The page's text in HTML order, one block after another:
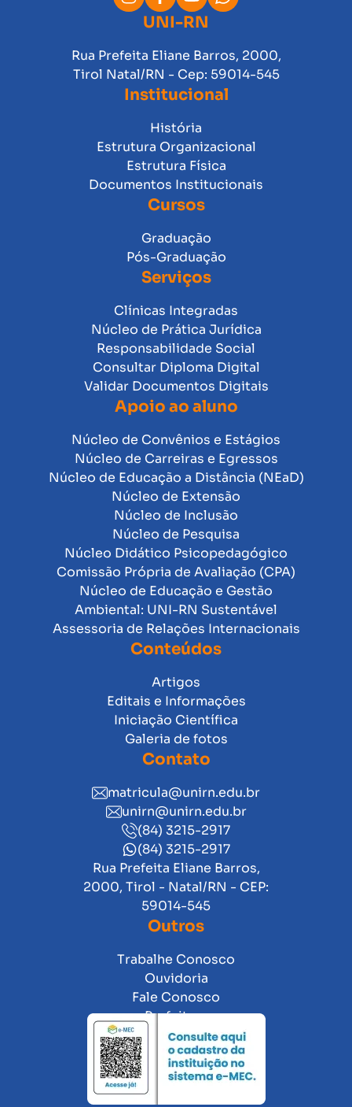
UNI-RN
Rua Prefeita Eliane Barros, 2000,
Tirol Natal/RN - Cep: 59014-545
Institucional
História
Estrutura Organizacional
Estrutura Física
Documentos Institucionais
Cursos
Graduação
Pós-Graduação
Serviços
Clínicas Integradas
Núcleo de Prática Jurídica
Responsabilidade Social
Consultar Diploma Digital
Validar Documentos Digitais
Apoio ao aluno
Núcleo de Convênios e Estágios
Núcleo de Carreiras e Egressos
Núcleo de Educação a Distância (NEaD)
Núcleo de Extensão
Núcleo de Inclusão
Núcleo de Pesquisa
Núcleo Didático Psicopedagógico
Comissão Própria de Avaliação (CPA)
Núcleo de Educação e Gestão
Ambiental: UNI-RN Sustentável
Assessoria de Relações Internacionais
Conteúdos
Artigos
Editais e Informações
Iniciação Científica
Galeria de fotos
Contato
matricula@unirn.edu.br
unirn@unirn.edu.br
(84) 3215-2917
(84) 3215-2917
Rua Prefeita Eliane Barros,
2000, Tirol - Natal/RN - CEP:
59014-545
Outros
Trabalhe Conosco
Ouvidoria
Fale Conosco
Prefeitura